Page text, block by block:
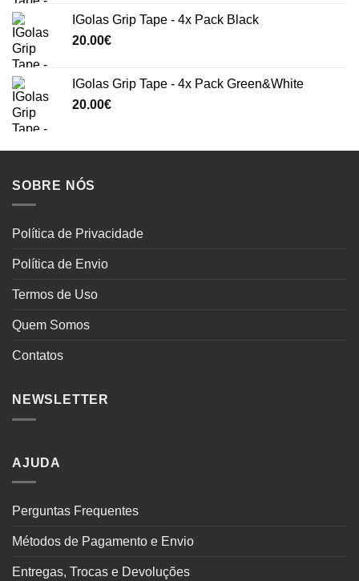
IGolas Grip Tape - 4x Pack Black
20.00€
IGolas Grip Tape - 4x Pack Green&White
20.00€
SOBRE NÓS
Política de Privacidade
Política de Envio
Termos de Uso
Quem Somos
Contatos
NEWSLETTER
AJUDA
Perguntas Frequentes
Métodos de Pagamento e Envio
Entregas, Trocas e Devoluções